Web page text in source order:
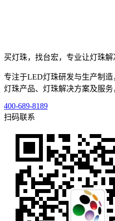
买灯珠，找台宏，专业让灯珠解
专注于LED灯珠研发与生产制
灯珠产品、灯珠解决方案及服务
400-689-8189
扫码联系